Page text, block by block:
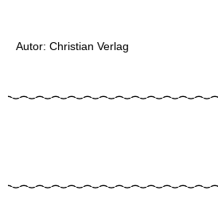
Autor: Christian Verlag